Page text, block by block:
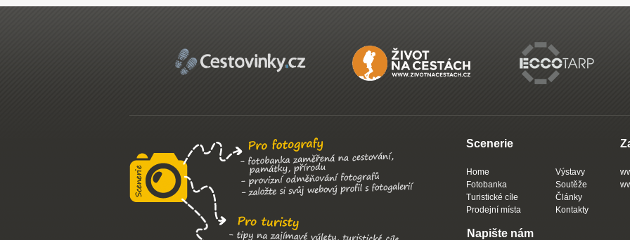
Scenerie
Home
Fotobanka
Turistické cíle
Prodejní místa
Výstavy
Soutěže
Články
Kontakty
Napište nám